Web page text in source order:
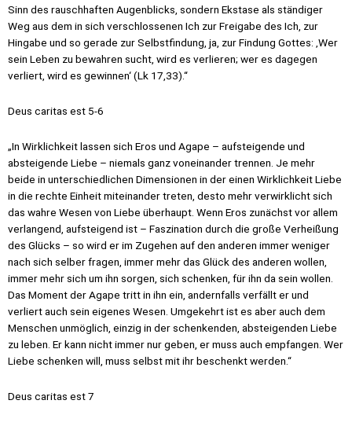
Sinn des rauschhaften Augenblicks, sondern Ekstase als ständiger
Weg aus dem in sich verschlossenen Ich zur Freigabe des Ich, zur
Hingabe und so gerade zur Selbstfindung, ja, zur Findung Gottes: ‚Wer
sein Leben zu bewahren sucht, wird es verlieren; wer es dagegen
verliert, wird es gewinnen‘ (Lk 17,33).“
Deus caritas est 5-6
„In Wirklichkeit lassen sich Eros und Agape – aufsteigende und
absteigende Liebe – niemals ganz voneinander trennen. Je mehr
beide in unterschiedlichen Dimensionen in der einen Wirklichkeit Liebe
in die rechte Einheit miteinander treten, desto mehr verwirklicht sich
das wahre Wesen von Liebe überhaupt. Wenn Eros zunächst vor allem
verlangend, aufsteigend ist – Faszination durch die große Verheißung
des Glücks – so wird er im Zugehen auf den anderen immer weniger
nach sich selber fragen, immer mehr das Glück des anderen wollen,
immer mehr sich um ihn sorgen, sich schenken, für ihn da sein wollen.
Das Moment der Agape tritt in ihn ein, andernfalls verfällt er und
verliert auch sein eigenes Wesen. Umgekehrt ist es aber auch dem
Menschen unmöglich, einzig in der schenkenden, absteigenden Liebe
zu leben. Er kann nicht immer nur geben, er muss auch empfangen. Wer
Liebe schenken will, muss selbst mit ihr beschenkt werden.“
Deus caritas est 7